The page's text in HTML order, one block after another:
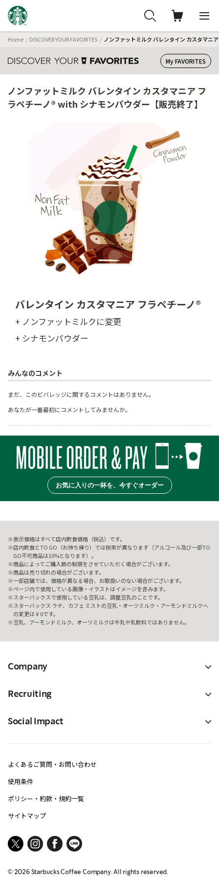
Home DISCOVER YOUR FAVORITES ノンファットミルク バレンタイン カスタマニ
My FAVORITES
ノンファットミルク バレンタイン カスタマニア フ
ラペチーノ® with シナモンパウダー【販売終了】
バレンタイン カスタマニア フラペチーノ®
+ ノンファットミルクに変更
+ シナモンパウダー
みんなのコメント
まだ、このビバレッジに関するコメントはありません。
あなたが一番最初にコメントしてみませんか。
お気に入りの一杯を、今すぐオーダー
表示価格はすべて店内飲食価格（税込）です。
店内飲食とTO GO（お持ち帰り）では税率が異なります（アルコール及び一部TO
GO不可商品は10%となります）。
商品によってご購入数の制限をさせていただく場合がございます。
商品は売り切れの場合がございます。
一部店舗では、価格が異なる場合、お取扱いのない場合がございます。
ページ内で使用している画像・イラストはイメージを含みます。
スターバックスで使用している豆乳は、調整豆乳のことです。
スターバックス ラテ、カフェ ミストの豆乳・オーツミルク・アーモンドミルクへ
の変更は￥0です。
豆乳、アーモンドミルク、オーツミルクは牛乳や乳飲料ではありません。
Company
Recruiting
Social Impact
よくあるご質問・お問い合わせ
使用条件
ポリシー・約款・規約一覧
サイトマップ
© 2026Starbucks Coffee Company. All rights reserved.